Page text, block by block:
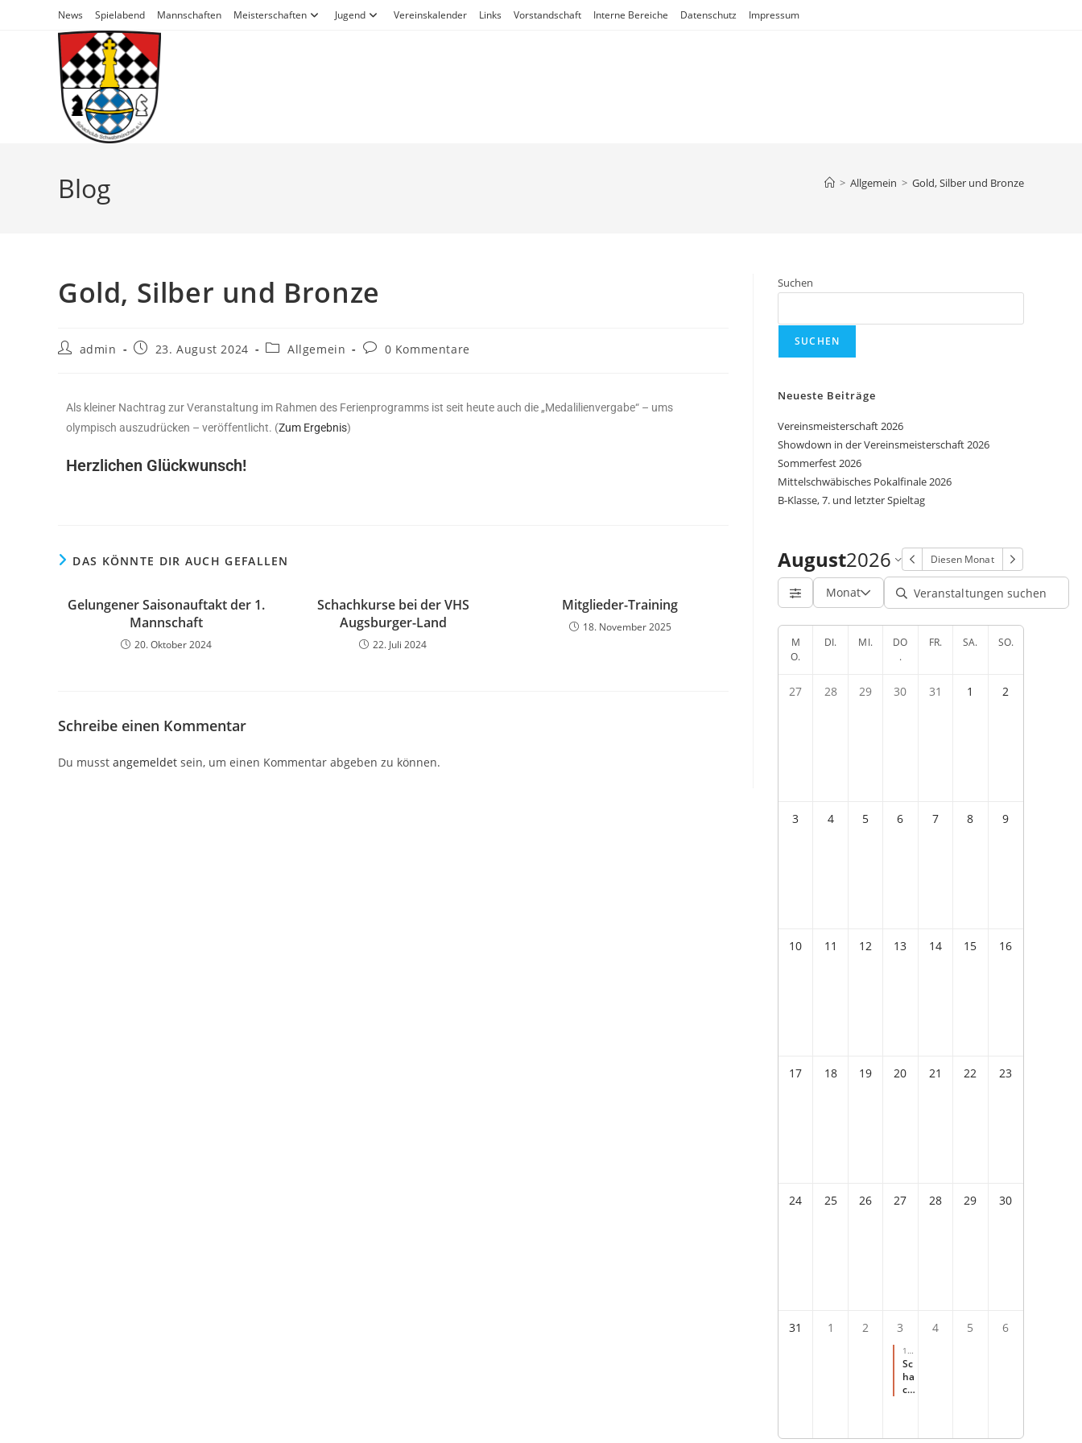
News Spielabend Mannschaften Meisterschaften Jugend Vereinskalender Links Vorstandschaft Interne Bereiche Datenschutz Impressum
Blog > Allgemein > Gold, Silber und Bronze
Gold, Silber und Bronze
admin 23. August 2024 Allgemein 0 Kommentare
Als kleiner Nachtrag zur Veranstaltung im Rahmen des Ferienprogramms ist seit heute auch die „Medalilienvergabe“ – ums
olympisch auszudrücken – veröffentlicht. (Zum Ergebnis)
Herzlichen Glückwunsch!
DAS KÖNNTE DIR AUCH GEFALLEN
Gelungener Saisonauftakt der 1.
Mannschaft
20. Oktober 2024
Schachkurse bei der VHS
Augsburger-Land
22. Juli 2024
Mitglieder-Training
18. November 2025
Schreibe einen Kommentar
Du musst angemeldet sein, um einen Kommentar abgeben zu können.
Suchen
SUCHEN
Neueste Beiträge
Vereinsmeisterschaft 2026
Showdown in der Vereinsmeisterschaft 2026
Sommerfest 2026
Mittelschwäbisches Pokalfinale 2026
B-Klasse, 7. und letzter Spieltag
August2026 Diesen Monat
Monat
M
O.
DI. MI.
DO
.
FR. SA. SO.
27 28 29 30 31 1 2
3 4 5 6 7 8 9
10 11 12 13 14 15 16
17 18 19 20 21 22 23
24 25 26 27 28 29 30
31 1 2 3
10:
00-
14:
Sc
ha
ch
4 5 6